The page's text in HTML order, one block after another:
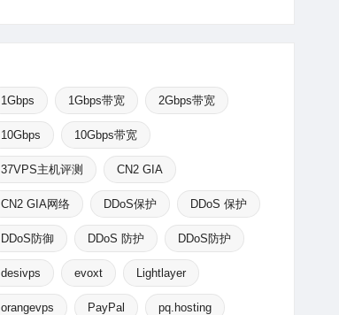
1Gbps 1Gbps带宽 2Gbps带宽
10Gbps 10Gbps带宽
37VPS主机评测 CN2 GIA
CN2 GIA网络 DDoS保护 DDoS 保护
DDoS防御 DDoS 防护 DDoS防护
desivps evoxt Lightlayer
orangevps PayPal pq.hosting